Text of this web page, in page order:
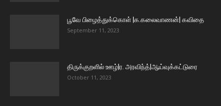
பூவே பிழைத்துக்கொள் |க.கலைவாணன்| கவிதை
September 11, 2023
திருக்குறளில் ஊழ்|ர. அரவிந்த்|ஆய்வுக்கட்டுரை
October 11, 2023